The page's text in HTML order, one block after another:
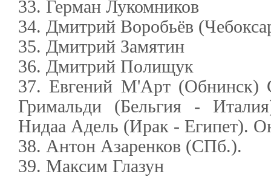
33. Герман Лукомников
34. Дмитрий Воробьёв
35. Дмитрий Замятин
36. Дмитрий Полищук
37. Евгений М'Арт (Обнинск)
Гримальди (Бельгия -
Нидаа Адель (Ирак - Египет).
38. Антон Азаренков (СПб.).
39. Максим Глазун